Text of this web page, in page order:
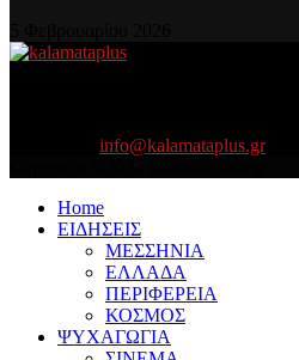
info@kalamataplus.gr
Home
ΕΙΔΗΣΕΙΣ
ΜΕΣΣΗΝΙΑ
ΕΛΛΑΔΑ
ΠΕΡΙΦΕΡΕΙΑ
ΚΟΣΜΟΣ
ΨΥΧΑΓΩΓΙΑ